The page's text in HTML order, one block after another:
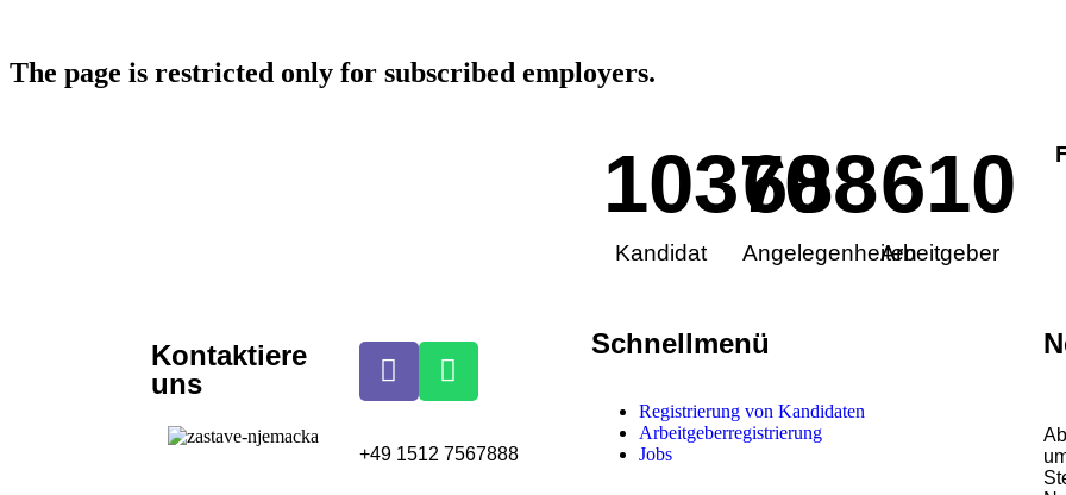
The page is restricted only for subscribed employers.
10370
Kandidat
688
Angelegenheiten
610
Arbeitgeber
Kontaktiere
uns
+49 1512 7567888
Schnellmenü
Registrierung von Kandidaten
Arbeitgeberregistrierung
Jobs